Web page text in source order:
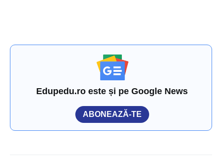
Edupedu.ro este și pe Google News
ABONEAZĂ-TE